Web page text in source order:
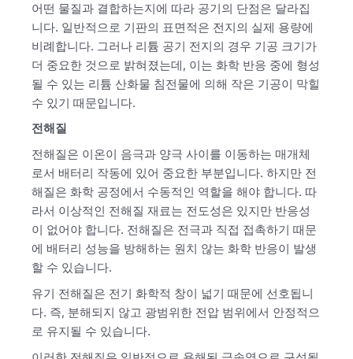
어떤 물질과 결합하는지에 따라 공기의 단점은 달라집
니다. 일반적으로 기판의 표면적은 전지의 실제 용량에
비례합니다. 그러나 리튬 공기 전지의 경우 기공 크기가
더 중요한 것으로 밝혀졌는데, 이는 화학 반응 중에 형성
될 수 있는 리튬 산화물 침전물에 의해 작은 기공이 막힐
수 있기 때문입니다.
전해질
전해질은 이온이 음극과 양극 사이를 이동하는 매개체
로서 배터리 작동에 있어 중요한 부분입니다. 하지만 전
해질은 화학 공정에서 수동적인 역할을 해야 합니다. 따
라서 이상적인 전해질 재료는 전도성은 있지만 반응성
이 없어야 합니다. 전해질은 전극과 직접 접촉하기 때문
에 배터리 성능을 방해하는 원치 않는 화학 반응이 발생
할 수 있습니다.
유기 전해질은 전기 화학적 창이 넓기 때문에 선호됩니
다. 즉, 분해되지 않고 광범위한 전압 범위에서 안정적으
로 유지될 수 있습니다.